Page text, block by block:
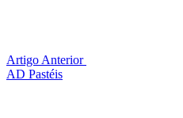
Artigo Anterior
AD Pastéis